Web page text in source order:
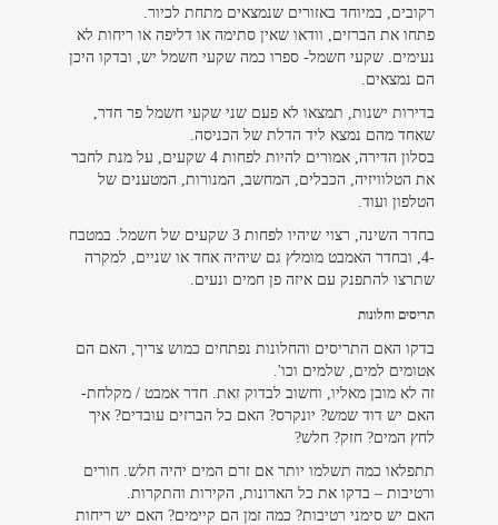
רקובים, במיוחד באזורים שנמצאים מתחת לכיור.
פתחו את הברזים, וודאו שאין סתימה או דליפה או ריחות לא
נעימים. שקעי חשמל- ספרו כמה שקעי חשמל יש, ובדקו היכן
הם נמצאים.
בדירות ישנות, תמצאו לא פעם שני שקעי חשמל פר חדר,
שאחד מהם נמצא ליד הדלת של הכניסה.
בסלון הדירה, אמורים להיות לפחות 4 שקעים, על מנת לחבר
את הטלוויזיה, הכבלים, המחשב, המנורות, המטענים של
הטלפון ועוד.
בחדר השינה, רצוי שיהיו לפחות 3 שקעים של חשמל. במטבח
-4, ובחדר האמבט מומלץ גם שיהיה אחד או שניים, למקרה
שתרצו להתפנק עם איזה פן חמים ונעים.
תריסים וחלונות
בדקו האם התריסים והחלונות נפתחים כמוש צריך, האם הם
אטומים למים, שלמים וכו'.
זה לא מובן מאליו, וחשוב לבדוק זאת. חדר אמבט / מקלחת-
האם יש דוד שמש? יונקרס? האם כל הברזים עובדים? איך
לחץ המים? חזק? חלש?
תתפלאו כמה תשלמו יותר אם זרם המים יהיה חלש. חורים
ורטיבות – בדקו את כל הארונות, הקירות והתקרות.
האם יש סימני רטיבות? כמה זמן הם קיימים? האם יש ריחות